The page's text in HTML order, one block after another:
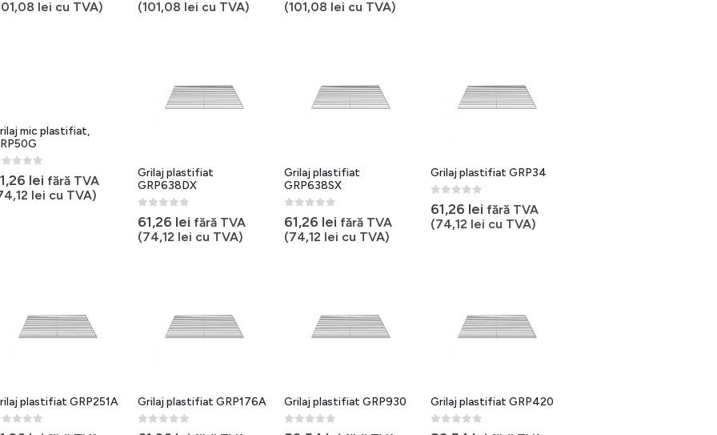
lei cu TVA)
(101,08 lei cu TVA)
(101,08 lei cu TVA)
mic plastifiat,
of 5lei fără TVA
lei cu TVA)
Grilaj plastifiat
GRP638DX
0out of 5
61,26 lei fără TVA
(74,12 lei cu TVA)
Grilaj plastifiat
GRP638SX
0out of 5
61,26 lei fără TVA
(74,12 lei cu TVA)
Grilaj plastifiat GRP34
0out of 5
61,26 lei fără TVA
(74,12 lei cu TVA)
plastifiat GRP251A
of 5
Grilaj plastifiat GRP176A
0out of 5
Grilaj plastifiat GRP930
0out of 5
Grilaj plastifiat GRP420
0out of 5